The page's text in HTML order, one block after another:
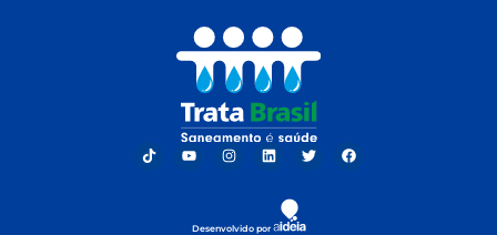
Desenvolvido por